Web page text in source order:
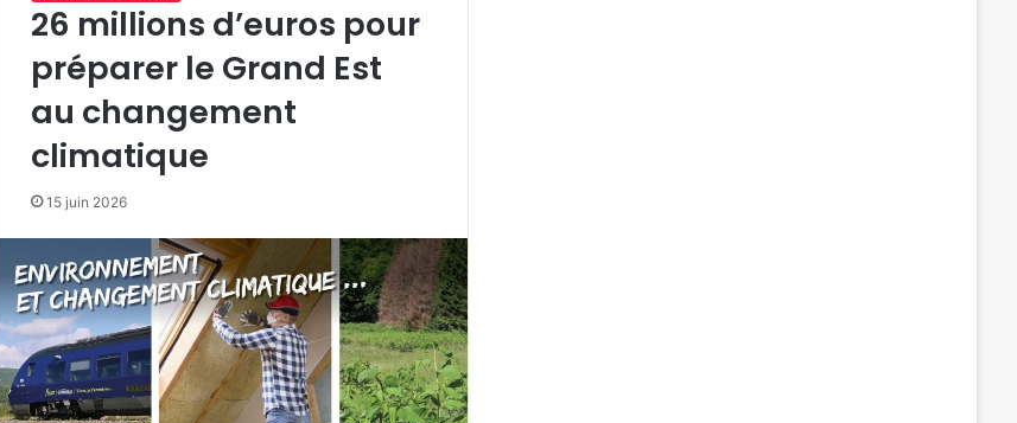
26 millions d’euros pour
préparer le Grand Est
au changement
climatique
15 juin 2026